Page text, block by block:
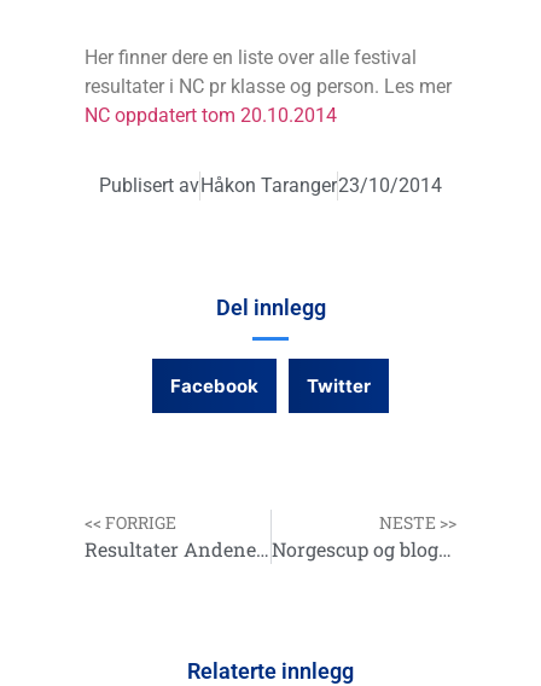
Her finner dere en liste over alle festival
resultater i NC pr klasse og person. Les mer
NC oppdatert tom 20.10.2014
Publisert avHåkon Taranger23/10/2014
Del innlegg
Facebook Twitter
<< FORRIGE
Resultater Andenes og Midnattsolfestivalen 2014
NESTE >>
Norgescup og blogg oppdatert med Andenes, rettelse på herreklassen og en komplett PDF lagt ut med alle personlige resulater
Relaterte innlegg